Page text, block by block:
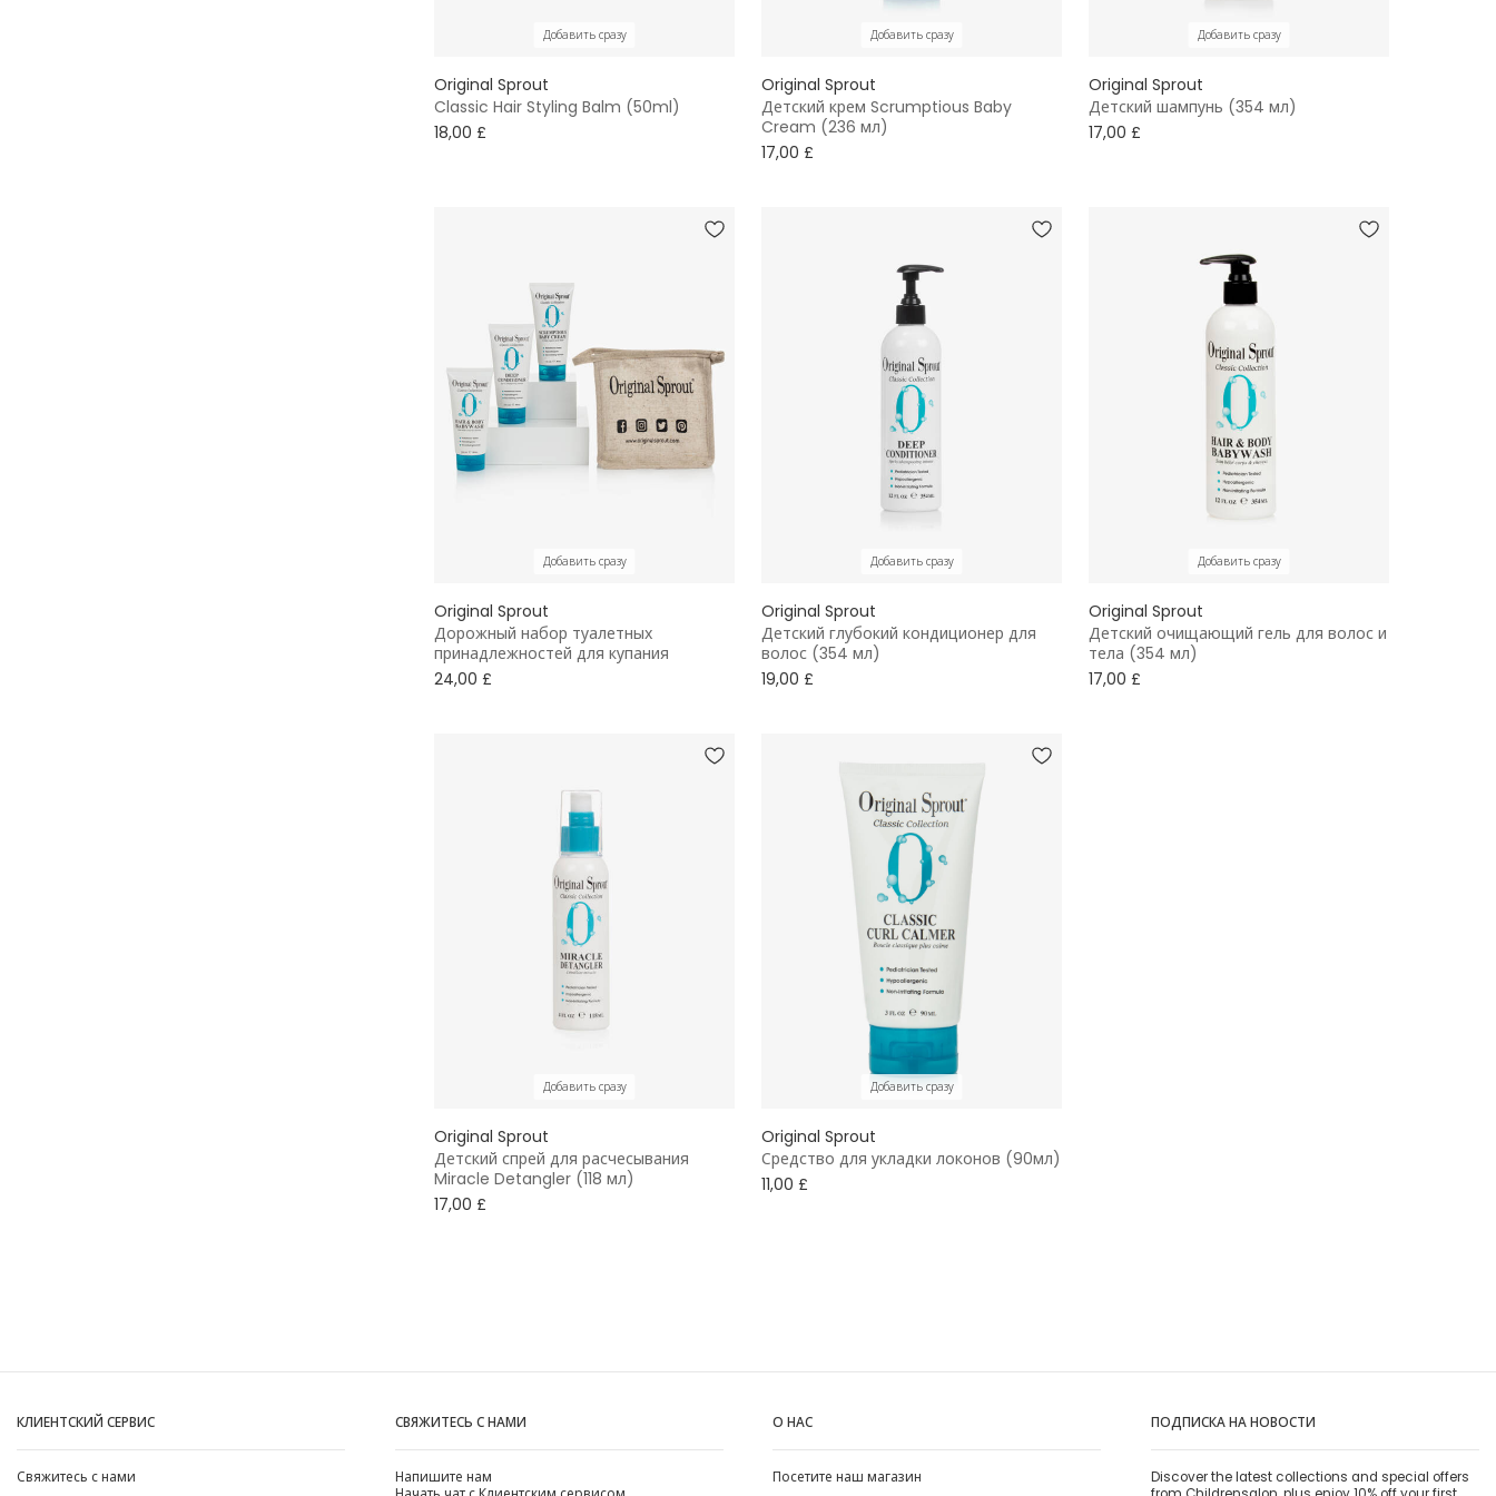
Добавить сразу
Original Sprout
Classic Hair Styling Balm (50ml)
18,00 £
Добавить сразу
Original Sprout
Детский крем Scrumptious Baby
Cream (236 мл)
17,00 £
Добавить сразу
Original Sprout
Детский шампунь (354 мл)
17,00 £
Добавить сразу
Original Sprout
Дорожный набор туалетных
принадлежностей для купания
24,00 £
Добавить сразу
Original Sprout
Детский глубокий кондиционер для
волос (354 мл)
19,00 £
Добавить сразу
Original Sprout
Детский очищающий гель для волос и
тела (354 мл)
17,00 £
Добавить сразу
Original Sprout
Детский спрей для расчесывания
Miracle Detangler (118 мл)
17,00 £
Добавить сразу
Original Sprout
Средство для укладки локонов (90мл)
11,00 £
КЛИЕНТСКИЙ СЕРВИС
Свяжитесь с нами
СВЯЖИТЕСЬ С НАМИ
Напишите нам
О НАС
Посетите наш магазин
ПОДПИСКА НА НОВОСТИ
Discover the latest collections and special offers